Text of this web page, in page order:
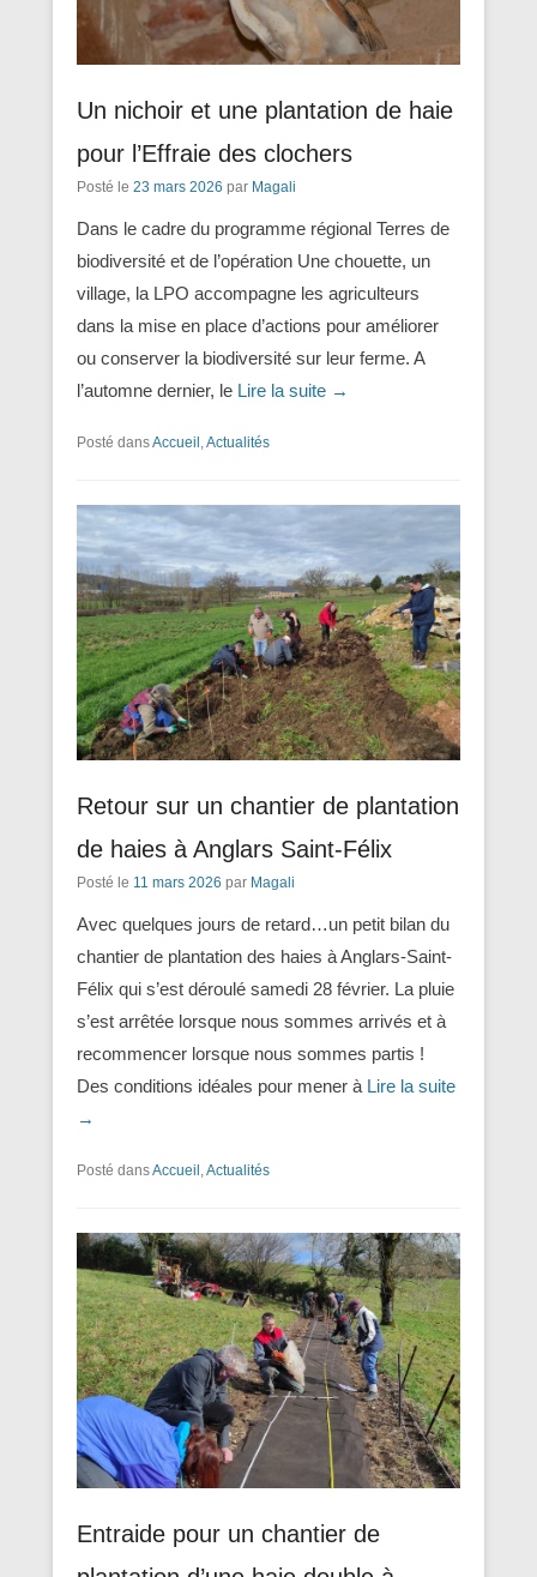
Un nichoir et une plantation de haie
pour l’Effraie des clochers
Posté le 23 mars 2026 par Magali
Dans le cadre du programme régional Terres de
biodiversité et de l’opération Une chouette, un
village, la LPO accompagne les agriculteurs
dans la mise en place d’actions pour améliorer
ou conserver la biodiversité sur leur ferme. A
l’automne dernier, le Lire la suite →
Posté dansAccueil ,Actualités
Retour sur un chantier de plantation
de haies à Anglars Saint-Félix
Posté le 11 mars 2026 par Magali
Avec quelques jours de retard…un petit bilan du
chantier de plantation des haies à Anglars-Saint-
Félix qui s’est déroulé samedi 28 février. La pluie
s’est arrêtée lorsque nous sommes arrivés et à
recommencer lorsque nous sommes partis !
Des conditions idéales pour mener à Lire la suite
→
Posté dansAccueil,Actualités
Entraide pour un chantier de